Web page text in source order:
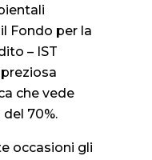
Fondo per la
– IST
che vede
70%.
occasioni gli